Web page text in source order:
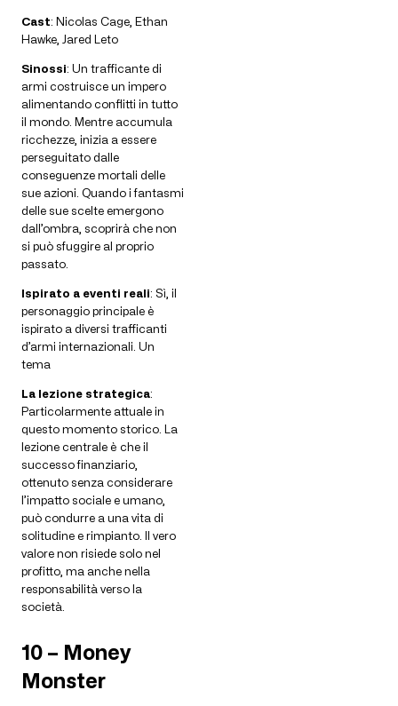
Cast: Nicolas Cage, Ethan
Hawke, Jared Leto
Sinossi: Un trafficante di
armi costruisce un impero
alimentando conflitti in tutto
il mondo. Mentre accumula
ricchezze, inizia a essere
perseguitato dalle
conseguenze mortali delle
sue azioni. Quando i fantasmi
delle sue scelte emergono
dall’ombra, scoprirà che non
si può sfuggire al proprio
passato.
Ispirato a eventi reali: Sì, il
personaggio principale è
ispirato a diversi trafficanti
d’armi internazionali. Un
tema
La lezione strategica:
Particolarmente attuale in
questo momento storico. La
lezione centrale è che il
successo finanziario,
ottenuto senza considerare
l’impatto sociale e umano,
può condurre a una vita di
solitudine e rimpianto. Il vero
valore non risiede solo nel
profitto, ma anche nella
responsabilità verso la
società.
10 – Money
Monster